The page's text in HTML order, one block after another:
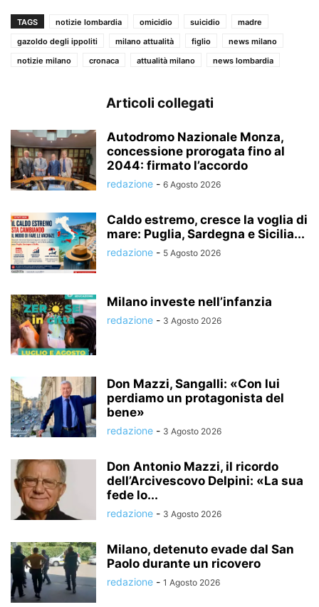
TAGS notizie lombardia omicidio suicidio
madre
gazoldo degli ippoliti
milano attualità figlio
news milano
notizie milano
cronaca attualità milano news lombardia
Articoli collegati
Autodromo Nazionale Monza,
concessione prorogata fino al
2044: firmato l’accordo
redazione - 6 Agosto 2026
Caldo estremo, cresce la voglia di
mare: Puglia, Sardegna e Sicilia...
redazione - 5 Agosto 2026
Milano investe nell’infanzia
redazione - 3 Agosto 2026
Don Mazzi, Sangalli: «Con lui
perdiamo un protagonista del
bene»
redazione - 3 Agosto 2026
Don Antonio Mazzi, il ricordo
dell’Arcivescovo Delpini: «La sua
fede lo...
redazione - 3 Agosto 2026
Milano, detenuto evade dal San
Paolo durante un ricovero
redazione - 1 Agosto 2026